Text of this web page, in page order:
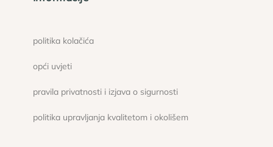
politika kolačića
opći uvjeti
pravila privatnosti i izjava o sigurnosti
politika upravljanja kvalitetom i okolišem